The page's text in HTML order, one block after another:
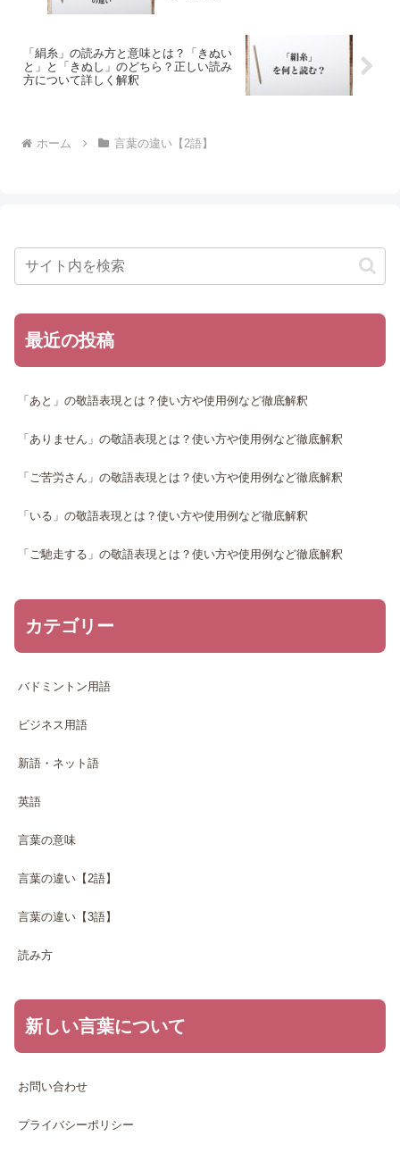
「絹糸」の読み方と意味とは？「きぬい
と」と「きぬし」のどちら？正しい読み
方について詳しく解釈
ホーム 言葉の違い【2語】
最近の投稿
「あと」の敬語表現とは？使い方や使用例など徹底解釈
「ありません」の敬語表現とは？使い方や使用例など徹底解釈
「ご苦労さん」の敬語表現とは？使い方や使用例など徹底解釈
「いる」の敬語表現とは？使い方や使用例など徹底解釈
「ご馳走する」の敬語表現とは？使い方や使用例など徹底解釈
カテゴリー
バドミントン用語
ビジネス用語
新語・ネット語
英語
言葉の意味
言葉の違い【2語】
言葉の違い【3語】
読み方
新しい言葉について
お問い合わせ
プライバシーポリシー